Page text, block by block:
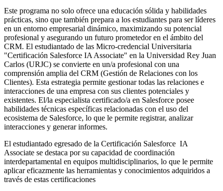
Este programa no solo ofrece una educación sólida y habilidades
prácticas, sino que también prepara a los estudiantes para ser líderes
en un entorno empresarial dinámico, maximizando su potencial
profesional y asegurando un futuro prometedor en el ámbito del
CRM. El estudiantado de las Micro-credencial Universitaria
"Certificación Salesforce IA Associate" en la Universidad Rey Juan
Carlos (URJC) se convierte en un/a profesional con una
comprensión amplia del CRM (Gestión de Relaciones con los
Clientes). Esta estrategia permite gestionar todas las relaciones e
interacciones de una empresa con sus clientes potenciales y
existentes. El/la especialista certificado/a en Salesforce posee
habilidades técnicas específicas relacionadas con el uso del
ecosistema de Salesforce, lo que le permite registrar, analizar
interacciones y generar informes.
El estudiantado egresado de la Certificación Salesforce IA
Associate se destaca por su capacidad de coordinación
interdepartamental en equipos multidisciplinarios, lo que le permite
aplicar eficazmente las herramientas y conocimientos adquiridos a
través de estas certificaciones